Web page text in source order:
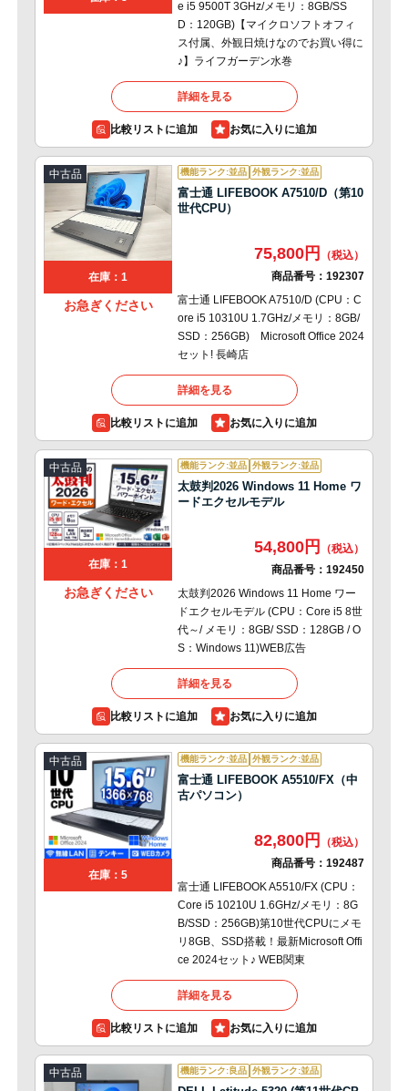
e i5 9500T 3GHz/メモリ：8GB/SS
D：120GB)【マイクロソフトオフィ
ス付属、外観日焼けなのでお買い得に
♪】ライフガーデン水巻
詳細を見る
比較リストに追加
中古品
在庫：1
お急ぎください
機能ランク:並品 外観ランク:並品
富士通 LIFEBOOK A7510/D（第10
世代CPU）
75,800円
商品番号： 192307
富士通 LIFEBOOK A7510/D (CPU：C
ore i5 10310U 1.7GHz/メモリ：8GB/
SSD：256GB) Microsoft Office 2024
セット! 長崎店
詳細を見る
比較リストに追加
中古品
在庫：1
お急ぎください
機能ランク:並品 外観ランク:並品
太鼓判2026 Windows 11 Home ワ
ードエクセルモデル
54,800円
商品番号： 192450
太鼓判2026 Windows 11 Home ワー
ドエクセルモデル (CPU：Core i5 8世
代～/ メモリ：8GB/ SSD：128GB / O
S：Windows 11)WEB広告
詳細を見る
比較リストに追加
中古品
在庫：5
機能ランク:並品 外観ランク:並品
富士通 LIFEBOOK A5510/FX（中
古パソコン）
82,800円
商品番号： 192487
富士通 LIFEBOOK A5510/FX (CPU：
Core i5 10210U 1.6GHz/メモリ：8G
B/SSD：256GB)第10世代CPUにメモ
リ8GB、SSD搭載！最新Microsoft Offi
ce 2024セット♪ WEB関東
詳細を見る
比較リストに追加
中古品 機能ランク:良品 外観ランク:並品